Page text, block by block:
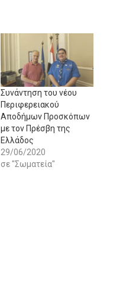
Συνάντηση του νέου
Περιφερειακού
Αποδήμων Προσκόπων
με τον Πρέσβη της
Ελλάδος
29/06/2020
σε "Σωματεία"